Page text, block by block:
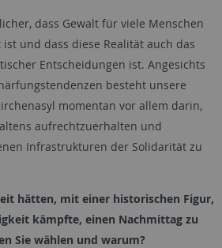
dass Gewalt für viele Menschen
und dass diese Realität auch das
Entscheidungen ist. Angesichts
besteht unsere
momentan vor allem darin,
aufrechtzuerhalten und
Infrastrukturen der Solidarität zu
hätten, mit einer historischen Figur,
kämpfte, einen Nachmittag zu
Sie wählen und warum?